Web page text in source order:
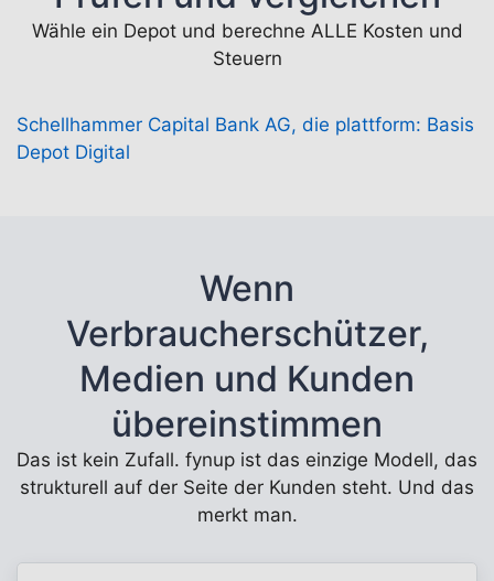
Wähle ein Depot und berechne ALLE Kosten und
Steuern
Schellhammer Capital Bank AG, die plattform: Basis
Depot Digital
Wenn
Verbraucherschützer,
Medien und Kunden
übereinstimmen
Das ist kein Zufall. fynup ist das einzige Modell, das
strukturell auf der Seite der Kunden steht. Und das
merkt man.